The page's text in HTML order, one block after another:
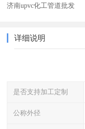
济南upvc化工管道批发
详细说明
是否支持加工定制
公称外径